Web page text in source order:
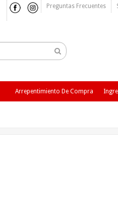
Preguntas Frecuentes
Arrepentimiento De Compra